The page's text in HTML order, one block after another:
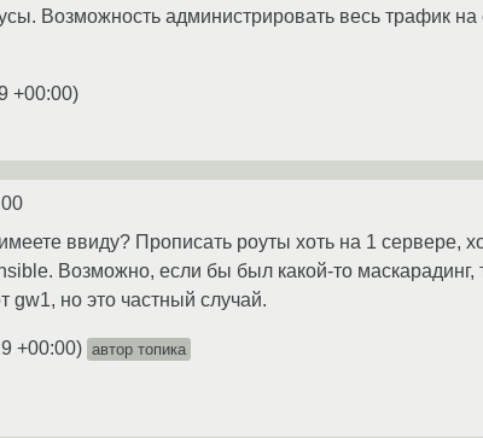
Возможность администрировать весь трафик
+00:00)
ввиду? Прописать роуты хоть на 1 сервере,
Возможно, если бы был какой-то
gw1, но это частный случай.
+00:00) автор топика